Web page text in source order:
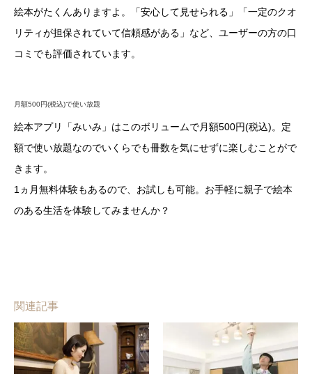
絵本がたくんありますよ。「安心して見せられる」「一定のクオ
リティが担保されていて信頼感がある」など、ユーザーの方の口
コミでも評価されています。
月額500円(税込)で使い放題
絵本アプリ「みいみ」はこのボリュームで月額500円(税込)。定
額で使い放題なのでいくらでも冊数を気にせずに楽しむことがで
きます。
1ヵ月無料体験もあるので、お試しも可能。お手軽に親子で絵本
のある生活を体験してみませんか？
関連記事